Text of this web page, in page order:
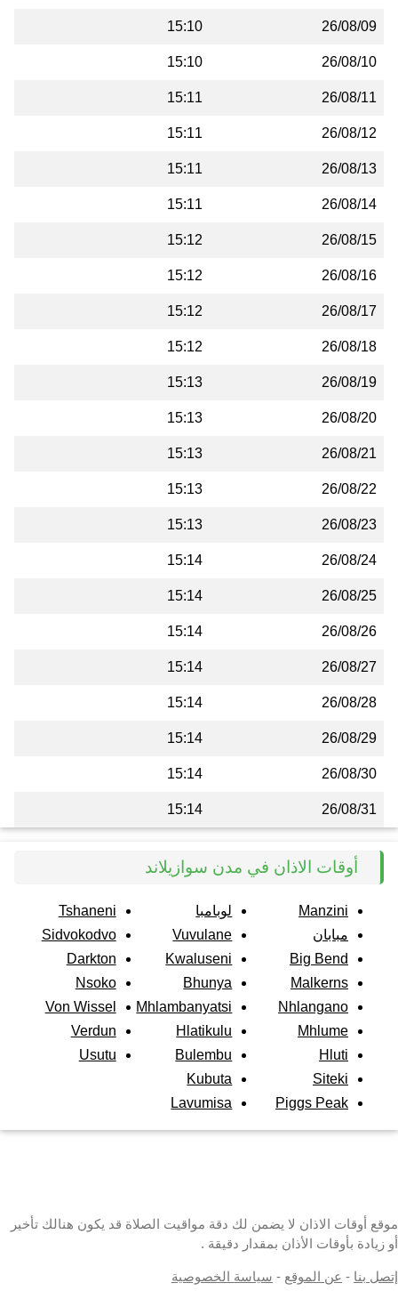
26/08/09
15:10
26/08/10
15:10
26/08/11
15:11
26/08/12
15:11
26/08/13
15:11
26/08/14
15:11
26/08/15
15:12
26/08/16
15:12
26/08/17
15:12
26/08/18
15:12
26/08/19
15:13
26/08/20
15:13
26/08/21
15:13
26/08/22
15:13
26/08/23
15:13
26/08/24
15:14
26/08/25
15:14
26/08/26
15:14
26/08/27
15:14
26/08/28
15:14
26/08/29
15:14
26/08/30
15:14
26/08/31
15:14
أوقات الاذان في مدن سوازيلاند
Manzini
مبابان
Big Bend
Malkerns
Nhlangano
Mhlume
Hluti
Siteki
Piggs Peak
لوبامبا
Vuvulane
Kwaluseni
Bhunya
Mhlambanyatsi
Hlatikulu
Bulembu
Kubuta
Lavumisa
Tshaneni
Sidvokodvo
Darkton
Nsoko
Von Wissel
Verdun
Usutu
موقع أوقات الاذان لا يضمن لك دقة مواقيت الصلاة قد يكون هنالك تأخير
أو زيادة بأوقات الأذان بمقدار دقيقة .
إتصل بنا - عن الموقع - سياسة الخصوصية